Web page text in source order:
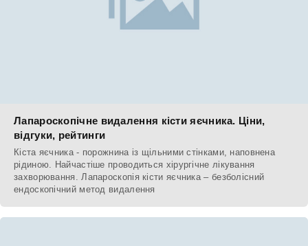
Лапароскопічне видалення кісти яєчника. Ціни,
відгуки, рейтинги
Кіста яєчника - порожнина із щільними стінками, наповнена
рідиною. Найчастіше проводиться хірургічне лікування
захворювання. Лапароскопія кісти яєчника – безболісний
ендоскопічний метод видалення